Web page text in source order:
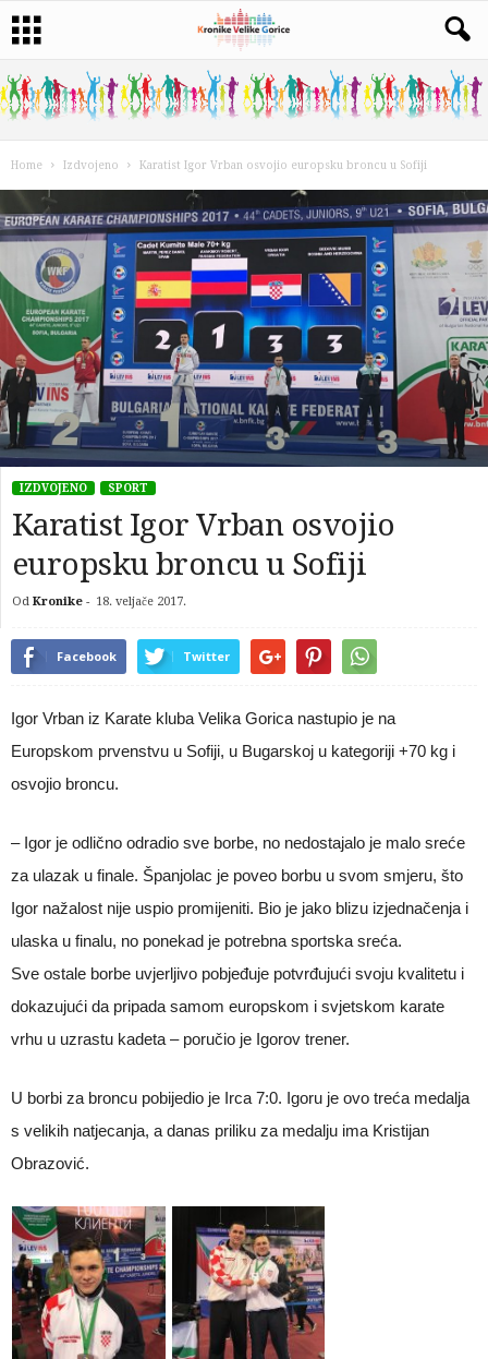
Home Izdvojeno Karatist Igor Vrban osvojio europsku broncu u Sofiji
IZDVOJENO SPORT
Karatist Igor Vrban osvojio
europsku broncu u Sofiji
Od Kronike - 18. veljače 2017.
Facebook Twitter
Igor Vrban iz Karate kluba Velika Gorica nastupio je na
Europskom prvenstvu u Sofiji, u Bugarskoj u kategoriji +70 kg i
osvojio broncu.
– Igor je odlično odradio sve borbe, no nedostajalo je malo sreće
za ulazak u finale. Španjolac je poveo borbu u svom smjeru, što
Igor nažalost nije uspio promijeniti. Bio je jako blizu izjednačenja i
ulaska u finalu, no ponekad je potrebna sportska sreća.
Sve ostale borbe uvjerljivo pobjeđuje potvrđujući svoju kvalitetu i
dokazujući da pripada samom europskom i svjetskom karate
vrhu u uzrastu kadeta – poručio je Igorov trener.
U borbi za broncu pobijedio je Irca 7:0. Igoru je ovo treća medalja
s velikih natjecanja, a danas priliku za medalju ima Kristijan
Obrazović.